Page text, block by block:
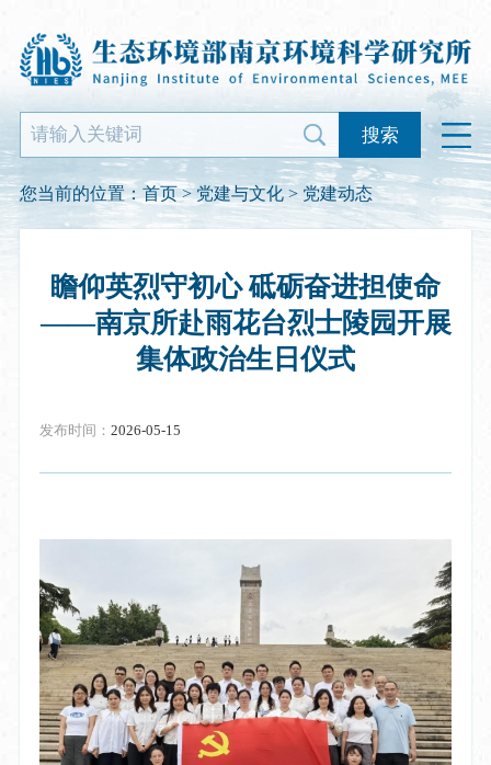
搜索
您当前的位置： 首页>党建与文化> 党建动态
瞻仰英烈守初心 砥砺奋进担使命
——南京所赴雨花台烈士陵园开展
集体政治生日仪式
发布时间： 2026-05-15